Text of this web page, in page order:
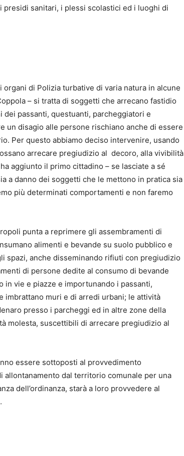
sanitari, i plessi scolastici ed i luoghi di
di Polizia turbative di varia natura in alcune
– si tratta di soggetti che arrecano fastidio
passanti, questuanti, parcheggiatori e
un disagio alle persone rischiano anche di essere
Per questo abbiamo deciso intervenire, usando
arrecare pregiudizio al decoro, alla vivibilità
aggiunto il primo cittadino – se lasciate a sé
a danno dei soggetti che le mettono in pratica sia
più determinati comportamenti e non faremo
punta a reprimere gli assembramenti di
alimenti e bevande su suolo pubblico e
spazi, anche disseminando rifiuti con pregiudizio
di persone dedite al consumo di bevande
in vie e piazze e importunando i passanti,
imbrattano muri e di arredi urbani; le attività
presso i parcheggi ed in altre zone della
molesta, suscettibili di arrecare pregiudizio al
essere sottoposti al provvedimento
allontanamento dal territorio comunale per una
dell’ordinanza, starà a loro provvedere al